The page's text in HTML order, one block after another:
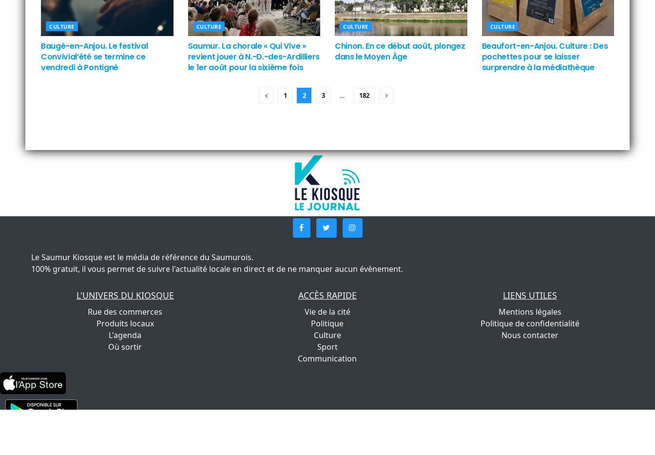
CULTURE
Baugé-en-Anjou. Le festival
Convivial’été se termine ce
vendredi à Pontigné
CULTURE
Saumur. La chorale « Qui Vive »
revient jouer à N.-D.-des-Ardilliers
le 1er août pour la sixième fois
CULTURE
Chinon. En ce début août, plongez
dans le Moyen Âge
CULTURE
Beaufort-en-Anjou. Culture : Des
pochettes pour se laisser
surprendre à la médiathèque
1 2 3 … 182
Le Saumur Kiosque est le média de référence du Saumurois.
100% gratuit, il vous permet de suivre l'actualité locale en direct et de ne manquer aucun évènement.
L'UNIVERS DU KIOSQUE
Rue des commerces
Produits locaux
L'agenda
Où sortir
ACCÈS RAPIDE
Vie de la cité
Politique
Culture
Sport
Communication
LIENS UTILES
Mentions légales
Politique de confidentialité
Nous contacter